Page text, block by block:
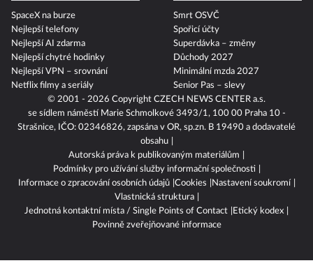
© 2001 - 2026 Copyright CZECH NEWS CENTER a.s.
se sídlem náměstí Marie Schmolkové 3493/1, 100 00 Praha 10 -
Strašnice, IČO: 02346826, zapsána v OR, sp.zn. B 19490 a dodavatelé
obsahu
Autorská práva k publikovaným materiálům
Podmínky pro užívání služby informační společnosti
Informace o zpracování osobních údajů Cookies
Nastavení soukromí
Vlastnická struktura
Jednotná kontaktní místa / Single Points of Contact
Etický kodex
Povinně zveřejňované informace
SpaceX na burze
Nejlepší telefony
Nejlepší AI zdarma
Nejlepší chytré hodinky
Nejlepší VPN – srovnání
Netflix filmy a seriály
Smrt OSVČ
Spořicí účty
Superdávka – změny
Důchody 2027
Minimální mzda 2027
Senior Pas – slevy